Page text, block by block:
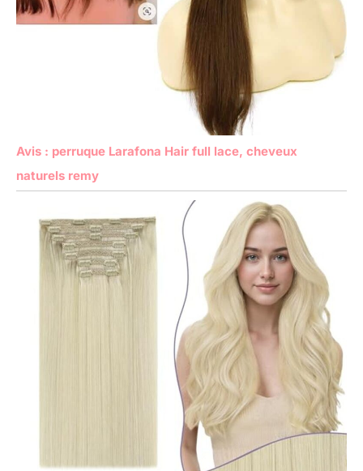
Avis : perruque Larafona Hair full lace, cheveux
naturels remy